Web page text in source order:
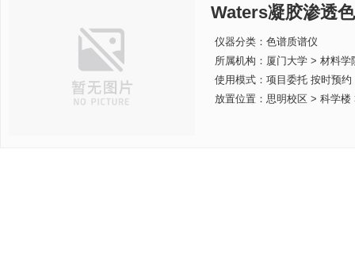
Waters凝胶渗透
仪器分类：色谱质谱仪
所属机构： 厦门大学 > 材料学
使用模式：项目委托 按时预约
放置位置：思明校区 > 科学楼